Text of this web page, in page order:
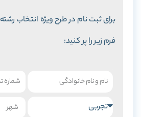
فرم زیر را پر کنید: